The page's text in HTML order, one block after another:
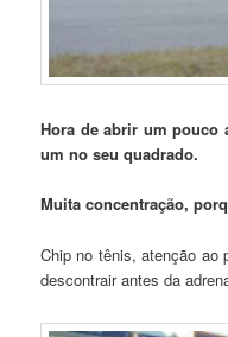
Hora de abrir um pouco
um no seu quadrado.
Muita concentração,
Chip no tênis, atenção ao
descontrair antes da